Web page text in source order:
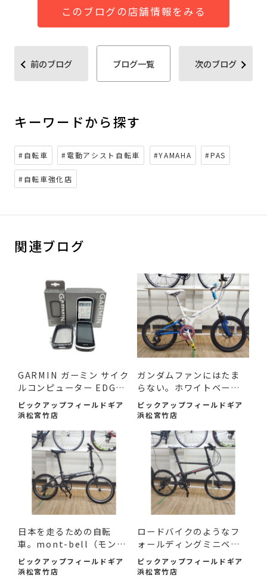
このブログの店舗情報をみる
前のブログ ブログ一覧 次のブログ
キーワードから探す
#自転車 #電動アシスト自転車 #YAMAHA #PAS
#自転車強化店
関連ブログ
GARMIN ガーミン サイク
ルコンピューター EDGE1
030...
ピックアップフィールドギア
浜松宮竹店
ガンダムファンにはたま
らない。ホワイトベース
ミ...
ピックアップフィールドギア
浜松宮竹店
日本を走るための自転
車。mont-bell（モンベ
ル）SC...
ピックアップフィールドギア
浜松宮竹店
ロードバイクのようなフ
ォールディングミニベ
ロ。P...
ピックアップフィールドギア
浜松宮竹店